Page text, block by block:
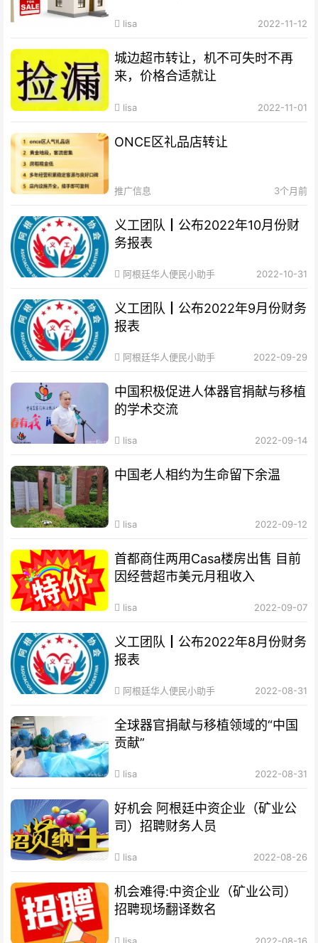
lisa 2022-11-12
城边超市转让，机不可失时不再
来，价格合适就让
lisa 2022-11-01
ONCE区礼品店转让
推广信息 3个月前
义工团队┃公布2022年10月份财
务报表
阿根廷华人便民小助手 2022-10-31
义工团队┃公布2022年9月份财务
报表
阿根廷华人便民小助手 2022-09-29
中国积极促进人体器官捐献与移植
的学术交流
lisa 2022-09-14
中国老人相约为生命留下余温
lisa 2022-09-12
首都商住两用Casa楼房出售 目前
因经营超市美元月租收入
lisa 2022-09-07
义工团队┃公布2022年8月份财务
报表
阿根廷华人便民小助手 2022-08-31
全球器官捐献与移植领域的“中国
贡献”
lisa 2022-08-31
好机会 阿根廷中资企业（矿业公
司）招聘财务人员
lisa 2022-08-26
机会难得:中资企业（矿业公司）
招聘现场翻译数名
lisa 2022-08-16